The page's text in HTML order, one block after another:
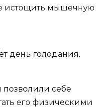
истощить мышечную
день голодания.
позволили себе
его физическими